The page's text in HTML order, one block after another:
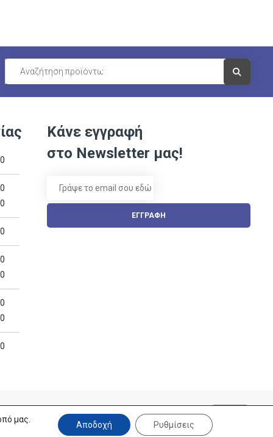
Visit Link
Κάνε εγγραφή
στο Newsletter μας!
ΕΓΓΡΑΦΗ
Designed, developed & powered by
μας.
Αποδοχή Ρυθμίσεις